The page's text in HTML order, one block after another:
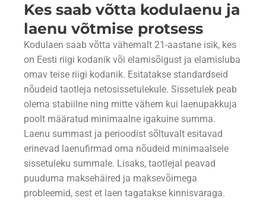
Kes saab võtta kodulaenu ja
laenu võtmise protsess
Kodulaen saab võtta vähemalt 21-aastane isik, kes
on Eesti riigi kodanik või elamisõigust ja elamisluba
omav teise riigi kodanik. Esitatakse standardseid
nõudeid taotleja netosissetulekule. Sissetulek peab
olema stabiilne ning mitte vähem kui laenupakkuja
poolt määratud minimaalne igakuine summa.
Laenu summast ja perioodist sõltuvalt esitavad
erinevad laenufirmad oma nõudeid minimaalsele
sissetuleku summale. Lisaks, taotlejal peavad
puuduma maksehäired ja maksevõimega
probleemid, sest et laen tagatakse kinnisvaraga.